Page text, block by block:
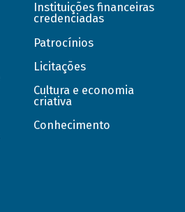
Instituições financeiras
credenciadas
Patrocínios
Licitações
Cultura e economia
criativa
Conhecimento